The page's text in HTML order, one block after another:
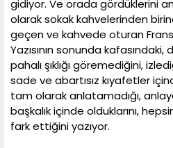
gidiyor. Ve orada gördüklerini
olarak sokak kahvelerinden
geçen ve kahvede oturan
Yazısının sonunda
pahalı şıklığı göremediğini,
sade ve abartısız kıyafetler
tam olarak anlatamadığı,
başkalık içinde olduklarını,
fark ettiğini yazıyor.